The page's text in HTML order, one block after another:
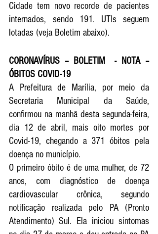
Cidade tem novo recorde de pacientes
internados, sendo 191. UTIs seguem
lotadas (veja Boletim abaixo).
CORONAVÍRUS – BOLETIM  - NOTA –
ÓBITOS COVID-19
A Prefeitura de Marília, por meio da
Secretaria Municipal da Saúde,
confirmou na manhã desta segunda-feira,
dia 12 de abril, mais oito mortes por
Covid-19, chegando a 371 óbitos pela
doença no município.
O primeiro óbito é de uma mulher, de 72
anos, com diagnóstico de doença
cardiovascular crônica, segundo
notificação realizada pelo PA (Pronto
Atendimento) Sul. Ela iniciou sintomas